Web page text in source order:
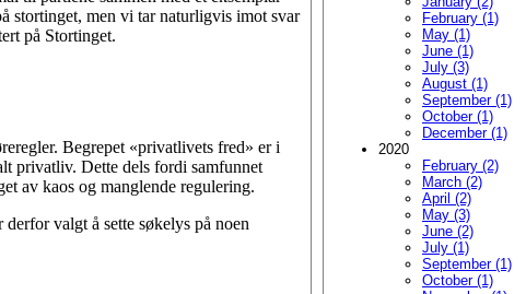
stortinget, men vi tar naturligvis imot svar
på Stortinget.
Begrepet «privat­livets fred» er i
privatliv. Dette dels fordi samfunnet
av kaos og manglende regulering.
valgt å sette søkelys på noen
February (1)
May (1)
June (1)
July (3)
August (1)
September (1)
October (1)
December (1)
2020
February (2)
March (2)
April (2)
May (3)
June (2)
July (1)
September (1)
October (1)